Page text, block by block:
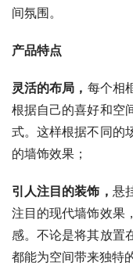
间氛围。
产品特点
灵活的布局 ， 每个相
根据自己的喜好和空
式。这样根据不同的
的墙饰效果；
引人注目的装饰 ， 悬
注目的现代墙饰效果
感。不论是将其放置
都能为空间带来独特